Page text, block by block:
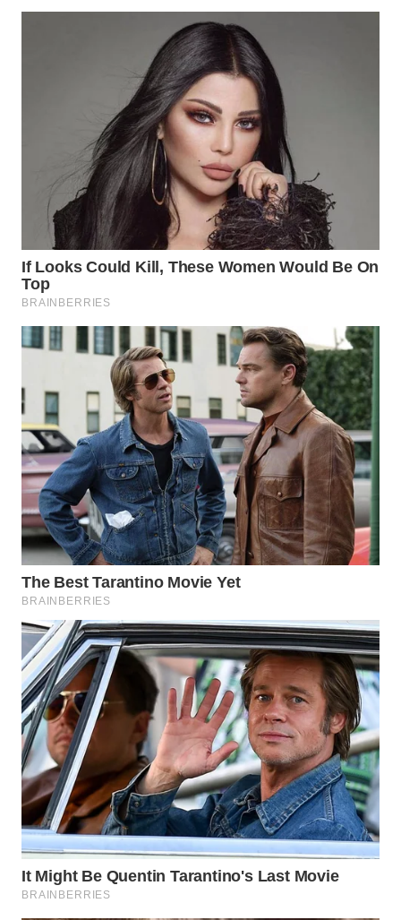
BOGOR
WN
DEPOK
WN
UTARA
SAMOSIR
WN
PADANG
LAWAS
WN
SUMEDANG
WN
CIANJUR
WN
KEPULAUAN
SERIBU
WN
TANGERANG
WN
BINJAI
WN